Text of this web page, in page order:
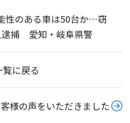
性のある車は50台か…窃
逮捕 愛知・岐阜県警
覧に戻る
様の声をいただきました